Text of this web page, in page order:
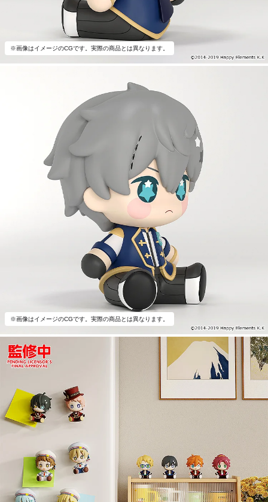
※画像はイメージのCGです。実際の商品とは異なります。
※画像はイメージのCGです。実際の商品とは異なります。